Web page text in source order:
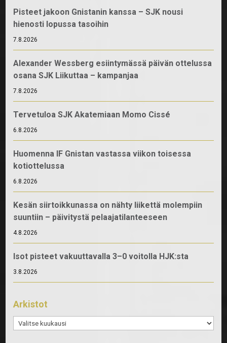
Pisteet jakoon Gnistanin kanssa – SJK nousi
hienosti lopussa tasoihin
7.8.2026
Alexander Wessberg esiintymässä päivän ottelussa
osana SJK Liikuttaa – kampanjaa
7.8.2026
Tervetuloa SJK Akatemiaan Momo Cissé
6.8.2026
Huomenna IF Gnistan vastassa viikon toisessa
kotiottelussa
6.8.2026
Kesän siirtoikkunassa on nähty liikettä molempiin
suuntiin – päivitystä pelaajatilanteeseen
4.8.2026
Isot pisteet vakuuttavalla 3–0 voitolla HJK:sta
3.8.2026
Arkistot
Arkistot